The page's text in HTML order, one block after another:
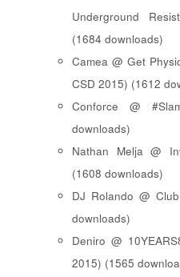
Underground
(1684 downloads)
Camea @ Get
CSD 2015) (1612
Conforce @
downloads)
Nathan Melja @
(1608 downloads)
DJ Rolando @
downloads)
Deniro @
2015) (1565